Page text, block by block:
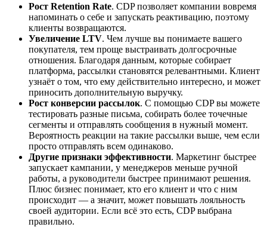
Рост Retention Rate. CDP позволяет компании вовремя
напоминать о себе и запускать реактивацию, поэтому
клиенты возвращаются.
Увеличение LTV. Чем лучше вы понимаете вашего
покупателя, тем проще выстраивать долгосрочные
отношения. Благодаря данным, которые собирает
платформа, рассылки становятся релевантными. Клиент
узнаёт о том, что ему действительно интересно, и может
приносить дополнительную выручку.
Рост конверсии рассылок. С помощью CDP вы можете
тестировать разные письма, собирать более точечные
сегменты и отправлять сообщения в нужный момент.
Вероятность реакции на такие рассылки выше, чем если
просто отправлять всем одинаково.
Другие признаки эффективности. Маркетинг быстрее
запускает кампании, у менеджеров меньше ручной
работы, а руководители быстрее принимают решения.
Плюс бизнес понимает, кто его клиент и что с ним
происходит — а значит, может повышать лояльность
своей аудитории. Если всё это есть, CDP выбрана
правильно.